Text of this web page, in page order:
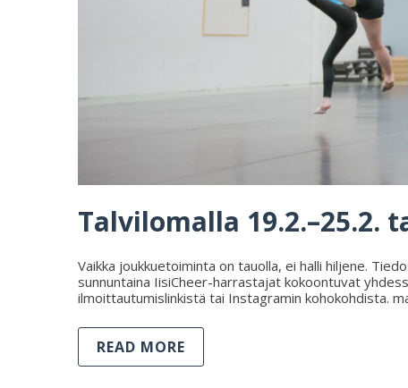
Talvilomalla 19.2.–25.2.
Vaikka joukkuetoiminta on tauolla, ei halli hiljene.
sunnuntaina IisiCheer-harrastajat kokoontuvat
ilmoittautumislinkistä tai Instagramin kohokohdista.
READ MORE